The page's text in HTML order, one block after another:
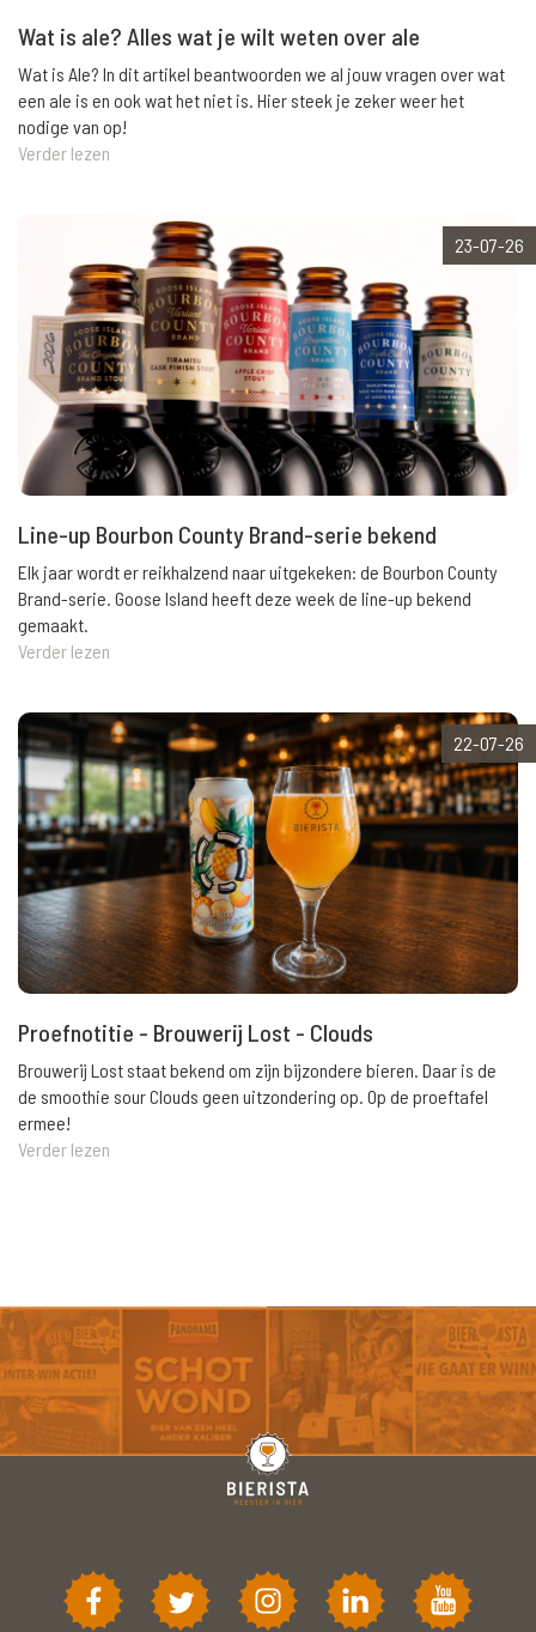
Wat is ale? Alles wat je wilt weten over ale
Wat is Ale? In dit artikel beantwoorden we al jouw vragen over wat
een ale is en ook wat het niet is. Hier steek je zeker weer het
nodige van op!
Verder lezen
23-07-26
Line-up Bourbon County Brand-serie bekend
Elk jaar wordt er reikhalzend naar uitgekeken: de Bourbon County
Brand-serie. Goose Island heeft deze week de line-up bekend
gemaakt.
Verder lezen
22-07-26
Proefnotitie - Brouwerij Lost - Clouds
Brouwerij Lost staat bekend om zijn bijzondere bieren. Daar is de
de smoothie sour Clouds geen uitzondering op. Op de proeftafel
ermee!
Verder lezen